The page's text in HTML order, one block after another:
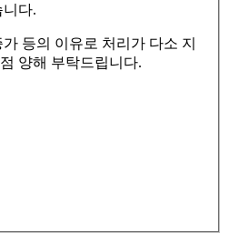
다.
등의 이유로 처리가 다소 지
양해 부탁드립니다.